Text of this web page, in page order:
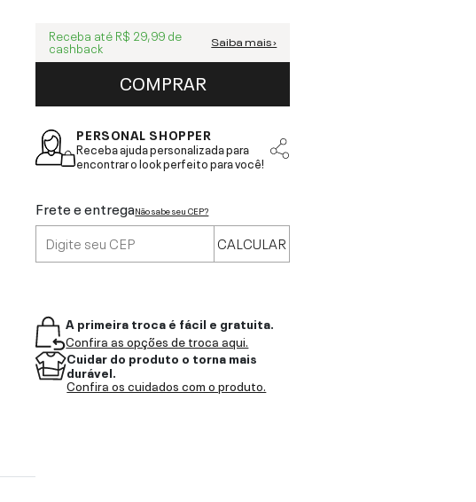
Receba até R$ 29,99 de
cashback Saiba mais ›
COMPRAR
PERSONAL SHOPPER
Receba ajuda personalizada para
encontrar o look perfeito para você!
Frete e entregaNão sabe seu CEP?
CALCULAR
A primeira troca é fácil e gratuita.
Confira as opções de troca aqui.
Cuidar do produto o torna mais
durável.
Confira os cuidados com o produto.